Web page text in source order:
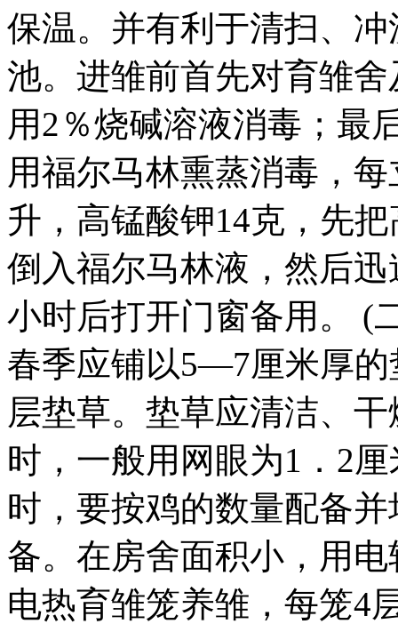
保温。并有利于清扫、
池。进雏前首先对育雏
用2％烧碱溶液消毒；最
用福尔马林熏蒸消毒，
升，高锰酸钾14克，先
倒入福尔马林液，然后
小时后打开门窗备用。 (
春季应铺以5—7厘米厚
层垫草。垫草应清洁、
时，一般用网眼为1．2
时，要按鸡的数量配备
备。在房舍面积小，用
电热育雏笼养雏，每笼4